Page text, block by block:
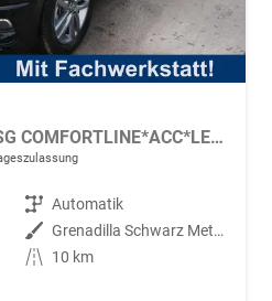
Comfortline 1.5 TSI DSG COMFORTLINE*ACC*LED*PDC*KAMERA*NAVI*SHZ* 7-SITZER 17-ZOLL
Getriebe Automatik
Außenfarbe
Grenadilla Schwarz Metallic
Kilometerstand
10 km